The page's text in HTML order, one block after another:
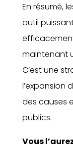
En résumé,
outil
maintenant
C’est une
l’expansion
des causes
publics.
Vous